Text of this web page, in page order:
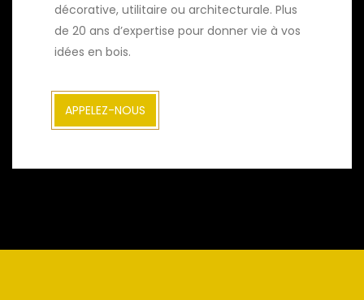
décorative, utilitaire ou architecturale. Plus
de 20 ans d’expertise pour donner vie à vos
idées en bois.
APPELEZ-NOUS